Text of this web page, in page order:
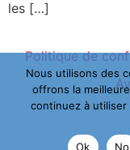
les […]
Politique de
Nous utilisons des
offrons la
continuez à
Ok
No